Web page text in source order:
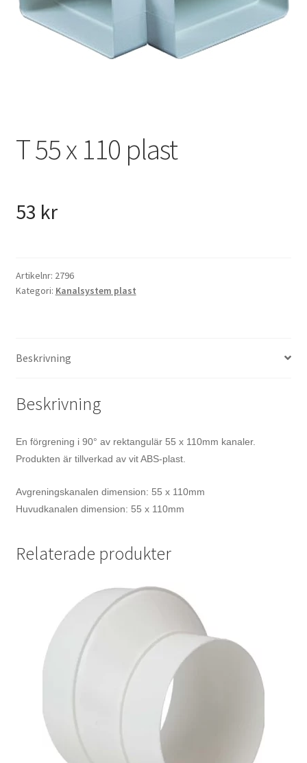
VVS
T 55 x 110 plast
53 kr
Artikelnr: 2796
Kategori: Kanalsystem plast
Beskrivning
Beskrivning
En förgrening i 90° av rektangulär 55 x 110mm kanaler.
Produkten är tillverkad av vit ABS-plast.
Avgreningskanalen dimension: 55 x 110mm
Huvudkanalen dimension: 55 x 110mm
Relaterade produkter